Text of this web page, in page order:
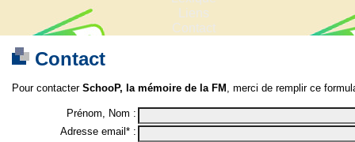
Liens
Contact
Contact
Pour contacter SchooP, la mémoire de la FM , merci de remplir ce
Prénom, Nom :
Adresse email* :